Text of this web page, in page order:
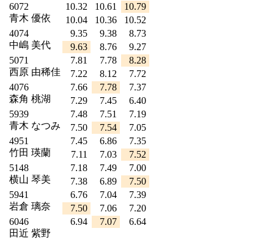
6072
青木 優依
10.32 10.61
10.79
10.04
10.36
10.52
4074
中嶋 美代
9.35 9.38
8.73
9.63
8.76
9.27
5071
西原 由稀佳
7.81 7.78
8.28
7.22
8.12
7.72
4076
森角 桃湖
7.66 7.78
7.37
7.29
7.45
6.40
5939
青木 なつみ
7.48 7.51
7.19
7.50
7.54
7.05
4951
竹田 瑛蘭
7.45 6.86
7.35
7.11
7.03
7.52
5148
横山 琴美
7.18 7.49
7.00
7.38
6.89
7.50
5941
岩倉 璃奈
6.76 7.04
7.39
7.50
7.06
7.20
6046
田近 紫野
6.94 7.07 6.64